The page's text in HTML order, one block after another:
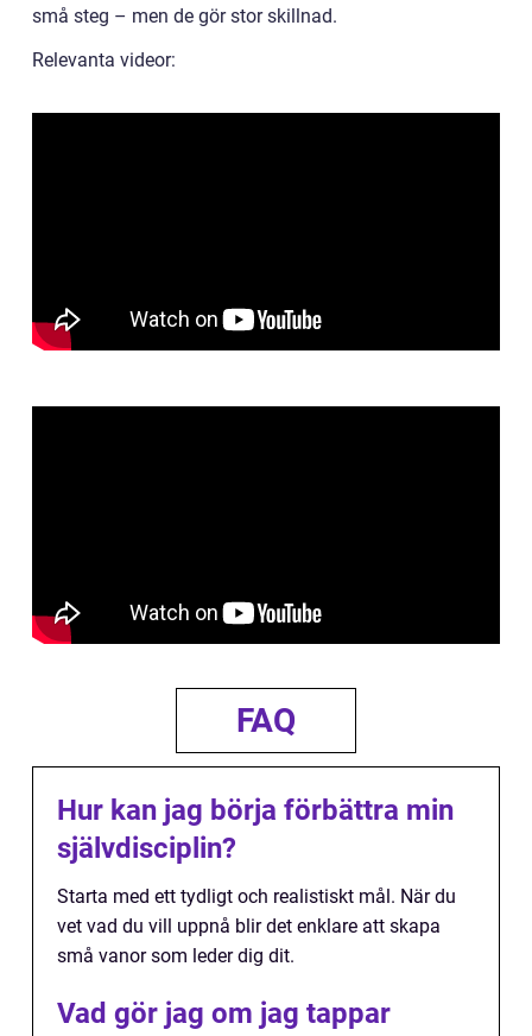
små steg – men de gör stor skillnad.
Relevanta videor:
FAQ
Hur kan jag börja förbättra min
självdisciplin?
Starta med ett tydligt och realistiskt mål. När du
vet vad du vill uppnå blir det enklare att skapa
små vanor som leder dig dit.
Vad gör jag om jag tappar